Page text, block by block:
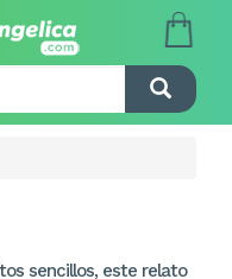
sencillos, este relato